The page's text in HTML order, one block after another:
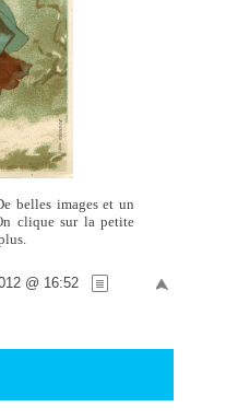
belles images et un
clique sur la petite
@ 16:52